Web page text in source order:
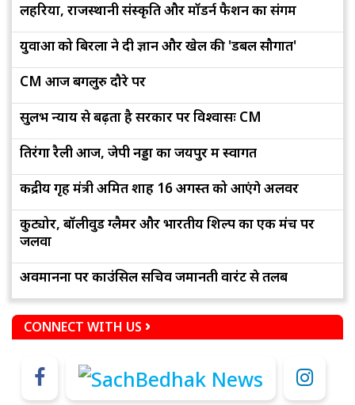
लहरिया, राजस्थानी संस्कृति और मॉडर्न फैशन का संगम
युवाओं को बिरला ने दी ज्ञान और खेल की 'डबल सौगात'
CM आज बेंगलुरु दौरे पर
सुलभ न्याय से बढ़ता है सरकार पर विश्वासः CM
तिरंगा रैली आज, जेपी नड्डा का जयपुर में स्वागत
केंद्रीय गृह मंत्री अमित शाह 16 अगस्त को आएंगे अलवर
कुट्योर, बॉलीवुड ग्लैमर और भारतीय शिल्प का एक मंच पर
जलवा
अवमानना पर काउंसिल सचिव जमानती वारंट से तलब
CONNECT WITH US